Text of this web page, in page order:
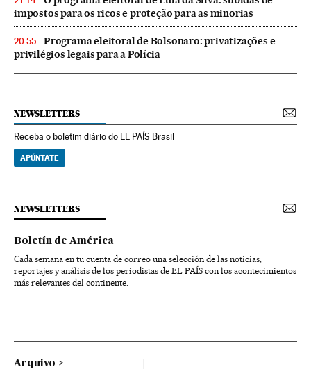
impostos para os ricos e proteção para as minorias
20:55
Programa eleitoral de Bolsonaro: privatizações e
privilégios legais para a Polícia
NEWSLETTERS
Receba o boletim diário do EL PAÍS Brasil
APÚNTATE
NEWSLETTERS
Boletín de América
Cada semana en tu cuenta de correo una selección de las noticias,
reportajes y análisis de los periodistas de EL PAÍS con los acontecimientos
más relevantes del continente.
Arquivo